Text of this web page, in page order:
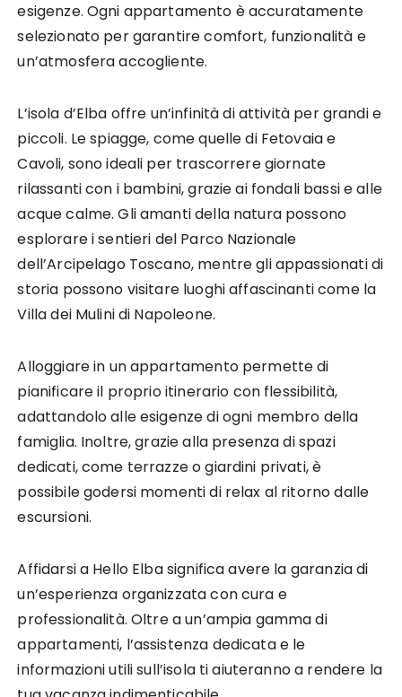
esigenze. Ogni appartamento è accuratamente
selezionato per garantire comfort, funzionalità e
un’atmosfera accogliente.
L’isola d’Elba offre un’infinità di attività per grandi e
piccoli. Le spiagge, come quelle di Fetovaia e
Cavoli, sono ideali per trascorrere giornate
rilassanti con i bambini, grazie ai fondali bassi e alle
acque calme. Gli amanti della natura possono
esplorare i sentieri del Parco Nazionale
dell’Arcipelago Toscano, mentre gli appassionati di
storia possono visitare luoghi affascinanti come la
Villa dei Mulini di Napoleone.
Alloggiare in un appartamento permette di
pianificare il proprio itinerario con flessibilità,
adattandolo alle esigenze di ogni membro della
famiglia. Inoltre, grazie alla presenza di spazi
dedicati, come terrazze o giardini privati, è
possibile godersi momenti di relax al ritorno dalle
escursioni.
Affidarsi a Hello Elba significa avere la garanzia di
un’esperienza organizzata con cura e
professionalità. Oltre a un’ampia gamma di
appartamenti, l’assistenza dedicata e le
informazioni utili sull’isola ti aiuteranno a rendere la